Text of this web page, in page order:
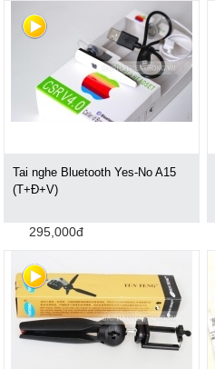
Tai nghe Bluetooth Yes-No A15
(T+Đ+V)
295,000đ